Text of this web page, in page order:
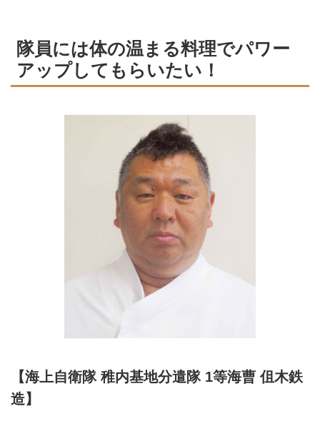
隊員には体の温まる料理でパワー
アップしてもらいたい！
【海上自衛隊 稚内基地分遣隊 1等海曹 伹木鉄
造】